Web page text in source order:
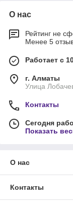
О нас
Рейтинг не
Менее 5
Работает с
г. Алматы
Улица
Контакты
Сегодня
Показать
О нас
Контакты